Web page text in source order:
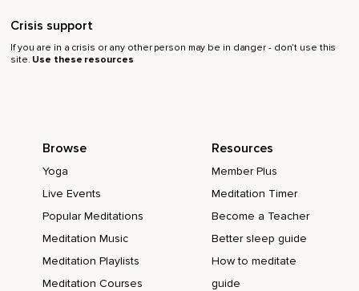
Détendez votre jambe gauche.
De la hanche à vos orteils.
Détendez votre cheville.
Votre jambe gauche.
Votre genou.
Votre cuisse.
Détendez toute votre jambe droite.
Crisis support
If you are in a crisis or any other person may be in danger - don’t use this
site. Use these resources
Browse
Yoga
Live Events
Popular Meditations
Meditation Music
Meditation Playlists
Meditation Courses
Resources
Member Plus
Meditation Timer
Become a Teacher
Better sleep guide
How to meditate
guide